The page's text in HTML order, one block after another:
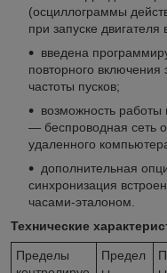
(осциллограммы
при запуске
введена
повторного включения
частоты пусков;
возможность работы
— беспроводная сеть
удаленного
дополнительная
синхронизация
часами-эталоном.
Технические
Пределы
Предел